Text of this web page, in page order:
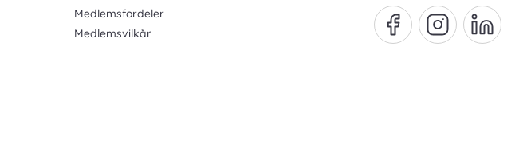
Medlemsfordeler
Medlemsvilkår